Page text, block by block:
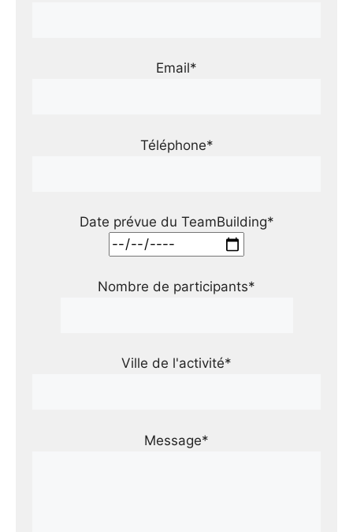
Email*
Téléphone*
Date prévue du TeamBuilding*
Nombre de participants*
Ville de l'activité*
Message*